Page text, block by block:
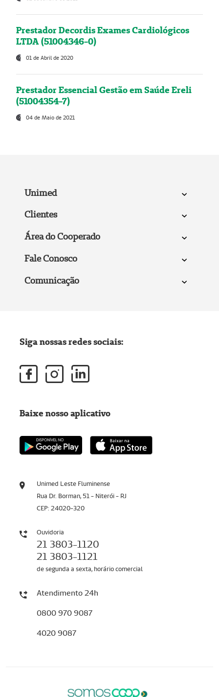
Prestador Decordis Exames Cardiológicos
LTDA (51004346-0)
01 de Abril de 2020
Prestador Essencial Gestão em Saúde Ereli
(51004354-7)
04 de Maio de 2021
Unimed
Clientes
Área do Cooperado
Fale Conosco
Comunicação
Unimed Leste Fluminense
Rua Dr. Borman, 51 - Niterói - RJ
CEP: 24020-320
Ouvidoria
21 3803-1120
21 3803-1121
de segunda a sexta, horário comercial
Atendimento 24h
0800 970 9087
4020 9087
Siga nossas redes sociais:
Baixe nosso aplicativo